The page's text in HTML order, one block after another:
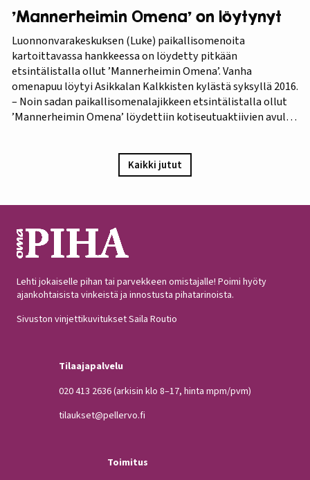
’Mannerheimin Omena’ on löytynyt
Luonnonvarakeskuksen (Luke) paikallisomenoita
kartoittavassa hankkeessa on löydetty pitkään
etsintälistalla ollut ’Mannerheimin Omena’. Vanha
omenapuu löytyi Asikkalan Kalkkisten kylästä syksyllä 2016.
– Noin sadan paikallisomenalajikkeen etsintälistalla ollut
’Mannerheimin Omena’ löydettiin kotiseutuaktiivien avulla.
vastaa Puutarha-lehden vuosien 1921 ja 1931 kuvauksia,
iloitsee tutkija Maarit Heinonen Lukesta.…
Kaikki jutut
Lehti jokaiselle pihan tai parvekkeen omistajalle! Poimi hyöty
ajankohtaisista vinkeistä ja innostusta pihatarinoista.
Sivuston vinjettikuvitukset Saila Routio
Tilaajapalvelu
020 413 2636(arkisin klo 8–17, hinta mpm/pvm)
tilaukset@pellervo.fi
Toimitus